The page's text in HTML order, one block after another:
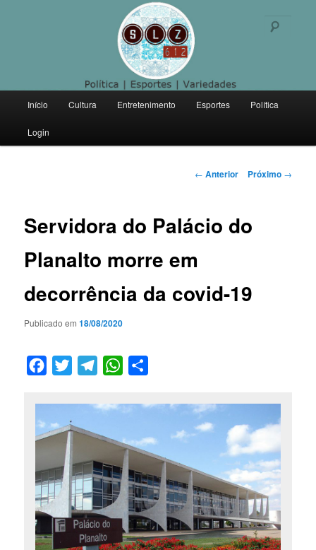
Politica | Esportes | Variedades
principal
Pular
para
principal
Início Cultura Entretenimento Esportes Política
Login
Navegação
← Anterior Próximo →
Servidora do Palácio do
Planalto morre em
decorrência da covid-19
Publicado em18/08/2020
Facebook
Twitter TelegramWhatsApp